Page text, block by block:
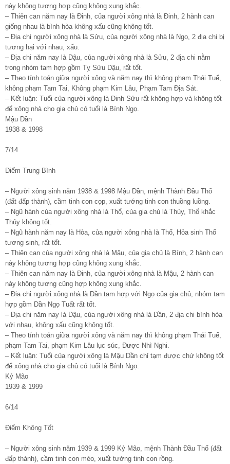
này không tương hợp cũng không xung khắc.
– Thiên can năm nay là Đinh, của người xông nhà là Đinh, 2 hành can
giống nhau là bình hòa không xấu cũng không tốt.
– Địa chi người xông nhà là Sửu, của người xông nhà là Ngọ, 2 địa chi bị
tương hại với nhau, xấu.
– Địa chi năm nay là Dậu, của người xông nhà là Sửu, 2 địa chi nằm
trong nhóm tam hợp gồm Tỵ Sửu Dậu, rất tốt.
– Theo tính toán giữa người xông và năm nay thì không phạm Thái Tuế,
không phạm Tam Tai, Không phạm Kim Lâu, Phạm Tam Địa Sát.
– Kết luận: Tuổi của người xông là Đinh Sửu rất không hợp và không tốt
để xông nhà cho gia chủ có tuổi là Bính Ngọ.
Mậu Dần
1938 & 1998
7/14
Điểm Trung Bình
– Người xông sinh năm 1938 & 1998 Mậu Dần, mệnh Thành Đầu Thổ
(đất đấp thành), cầm tinh con cọp, xuất tướng tinh con thuồng luồng.
– Ngũ hành của người xông nhà là Thổ, của gia chủ là Thủy, Thổ khắc
Thủy không tốt.
– Ngũ hành năm nay là Hỏa, của người xông nhà là Thổ, Hỏa sinh Thổ
tương sinh, rất tốt.
– Thiên can của người xông nhà là Mậu, của gia chủ là Bính, 2 hành can
này không tương hợp cũng không xung khắc.
– Thiên can năm nay là Đinh, của người xông nhà là Mậu, 2 hành can
này không tương cũng hợp không xung khắc.
– Địa chi người xông nhà là Dần tam hợp với Ngọ của gia chủ, nhóm tam
hợp gồm Dần Ngọ Tuất rất tốt.
– Địa chi năm nay là Dậu, của người xông nhà là Dần, 2 địa chi bình hòa
với nhau, không xấu cũng không tốt.
– Theo tính toán giữa người xông và năm nay thì không phạm Thái Tuế,
phạm Tam Tai, phạm Kim Lâu lục súc, Được Nhì Nghi.
– Kết luận: Tuổi của người xông là Mậu Dần chỉ tạm được chứ không tốt
để xông nhà cho gia chủ có tuổi là Bính Ngọ.
Kỷ Mão
1939 & 1999
6/14
Điểm Không Tốt
– Người xông sinh năm 1939 & 1999 Kỷ Mão, mệnh Thành Đầu Thổ (đất
đấp thành), cầm tinh con mèo, xuất tướng tinh con rồng.